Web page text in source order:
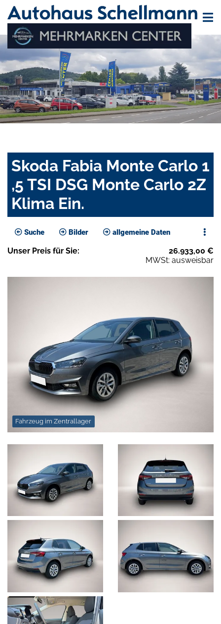
Skoda Fabia Monte Carlo 1
,5 TSI DSG Monte Carlo 2Z
Klima Ein.
Suche Bilder allgemeine Daten
Unser Preis für Sie: 26.933,00 €
MWSt: ausweisbar
Fahrzeug im Zentrallager